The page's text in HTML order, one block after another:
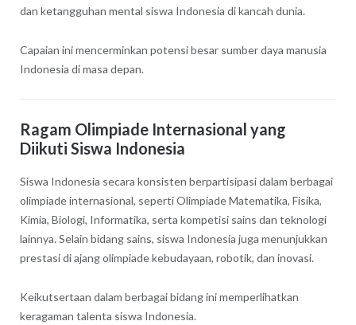
dan ketangguhan mental siswa Indonesia di kancah dunia.
Capaian ini mencerminkan potensi besar sumber daya manusia
Indonesia di masa depan.
Ragam Olimpiade Internasional yang
Diikuti Siswa Indonesia
Siswa Indonesia secara konsisten berpartisipasi dalam berbagai
olimpiade internasional, seperti Olimpiade Matematika, Fisika,
Kimia, Biologi, Informatika, serta kompetisi sains dan teknologi
lainnya. Selain bidang sains, siswa Indonesia juga menunjukkan
prestasi di ajang olimpiade kebudayaan, robotik, dan inovasi.
Keikutsertaan dalam berbagai bidang ini memperlihatkan
keragaman talenta siswa Indonesia.